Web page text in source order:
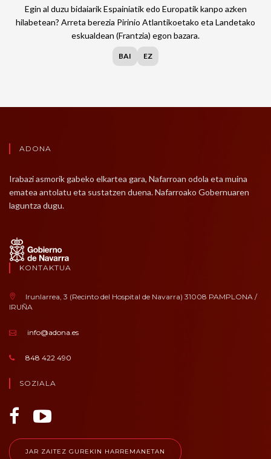
Egin al duzu bidaiarik Espainiatik edo Europatik kanpo azken
hilabetean? Arreta berezia Pirinio Atlantikoetako eta Landetako
eskualdean (Frantzia) egon bazara.
BAI EZ
ADONA
Irabazi asmorik gabeko elkartea gara, Nafarroan odola eta muina
ematea antolatu eta sustatzen duena. Nafarroako Gobernuaren
laguntza dugu.
KONTAKTUA
Irunlarrea, 3 (Recinto del Hospital de Navarra) 31008 PAMPLONA /
IRUÑA
info@adona.es
848 422 490
SOZIALA
JAR ZAITEZ GUREKIN HARREMANETAN